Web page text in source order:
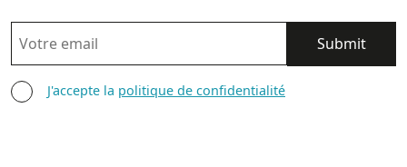
EMAIL
AGREE TERMS
J'accepte la politique de confidentialité